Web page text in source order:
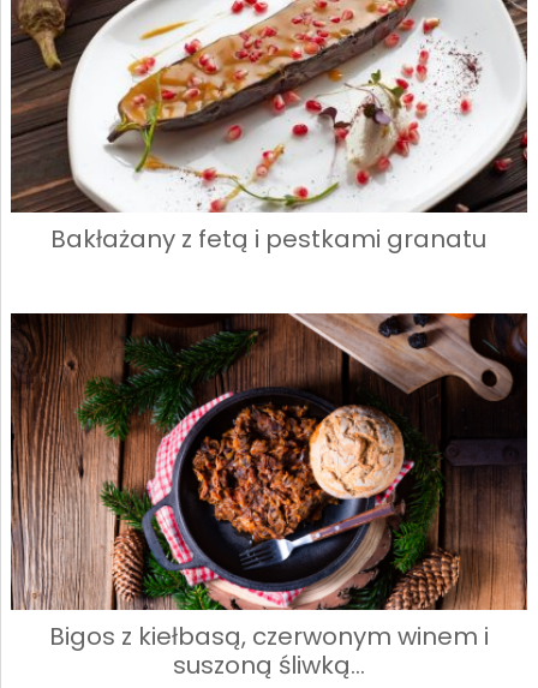
Bakłażany z fetą i pestkami granatu
Bigos z kiełbasą, czerwonym winem i
suszoną śliwką…